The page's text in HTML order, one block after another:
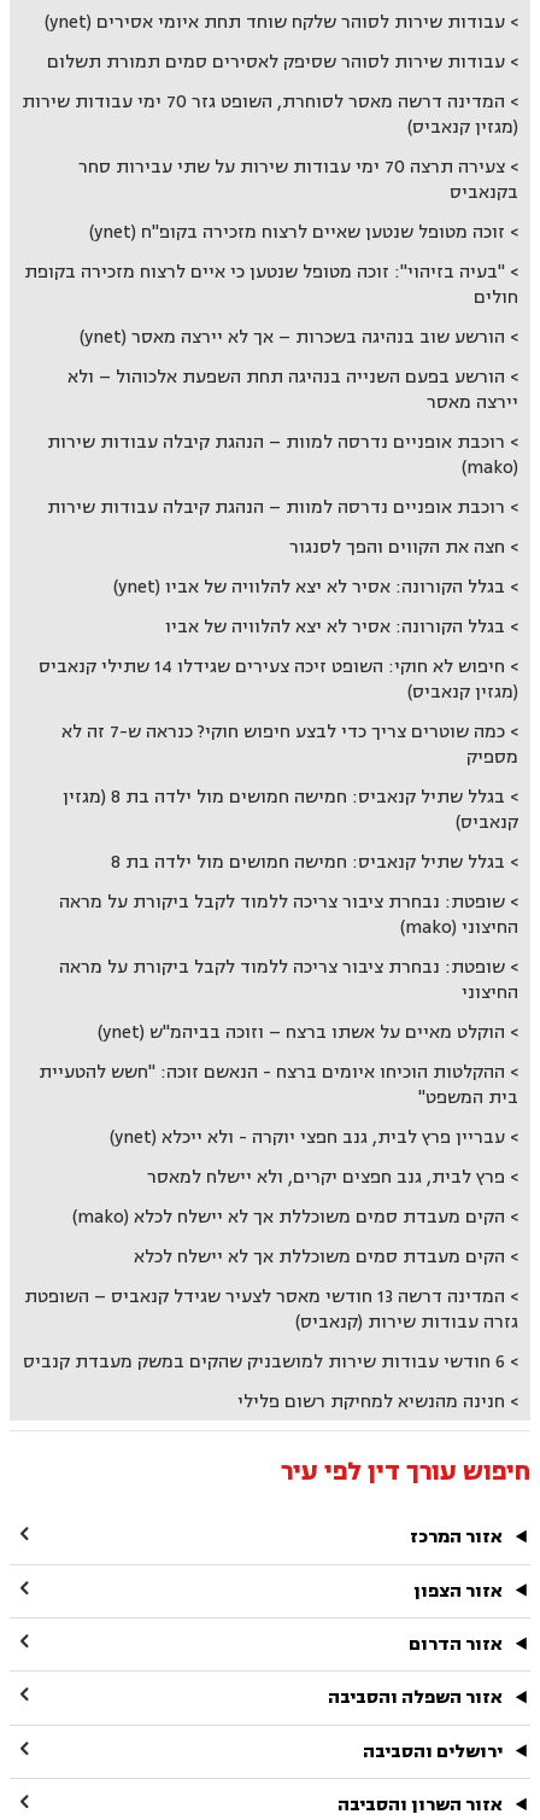
עבודות שירות לסוהר שלקח שוחד תחת איומי אסירים (ynet)
עבודות שירות לסוהר שסיפק לאסירים סמים תמורת תשלום
המדינה דרשה מאסר לסוחרת, השופט גזר 70 ימי עבודות שירות
(מגזין קנאביס)
צעירה תרצה 70 ימי עבודות שירות על שתי עבירות סחר
בקנאביס
זוכה מטופל שנטען שאיים לרצוח מזכירה בקופ"ח (ynet)
"בעיה בזיהוי": זוכה מטופל שנטען כי איים לרצוח מזכירה בקופת
חולים
הורשע שוב בנהיגה בשכרות – אך לא יירצה מאסר (ynet)
הורשע בפעם השנייה בנהיגה תחת השפעת אלכוהול – ולא
יירצה מאסר
רוכבת אופניים נדרסה למוות – הנהגת קיבלה עבודות שירות
(mako)
רוכבת אופניים נדרסה למוות – הנהגת קיבלה עבודות שירות
חצה את הקווים והפך לסנגור
בגלל הקורונה: אסיר לא יצא להלוויה של אביו (ynet)
בגלל הקורונה: אסיר לא יצא להלוויה של אביו
חיפוש לא חוקי: השופט זיכה צעירים שגידלו 14 שתילי קנאביס
(מגזין קנאביס)
כמה שוטרים צריך כדי לבצע חיפוש חוקי? כנראה ש-7 זה לא
מספיק
בגלל שתיל קנאביס: חמישה חמושים מול ילדה בת 8 (מגזין
קנאביס)
בגלל שתיל קנאביס: חמישה חמושים מול ילדה בת 8
שופטת: נבחרת ציבור צריכה ללמוד לקבל ביקורת על מראה
החיצוני (mako)
שופטת: נבחרת ציבור צריכה ללמוד לקבל ביקורת על מראה
החיצוני
הוקלט מאיים על אשתו ברצח – וזוכה בביהמ"ש (ynet)
ההקלטות הוכיחו איומים ברצח - הנאשם זוכה: "חשש להטעיית
בית המשפט"
עבריין פרץ לבית, גנב חפצי יוקרה - ולא ייכלא (ynet)
פרץ לבית, גנב חפצים יקרים, ולא יישלח למאסר
הקים מעבדת סמים משוכללת אך לא יישלח לכלא (mako)
הקים מעבדת סמים משוכללת אך לא יישלח לכלא
המדינה דרשה 13 חודשי מאסר לצעיר שגידל קנאביס – השופטת
גזרה עבודות שירות (קנאביס)
6 חודשי עבודות שירות למושבניק שהקים במשק מעבדת קנביס
חנינה מהנשיא למחיקת רשום פלילי
חיפוש עורך דין לפי עיר
אזור המרכז 
אזור הצפון 
אזור הדרום 
אזור השפלה והסביבה 
ירושלים והסביבה 
אזור השרון והסביבה 